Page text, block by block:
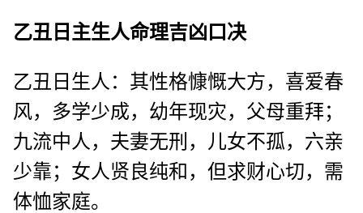
乙丑日主生人命理吉凶口决
乙丑日生人：其性格慷慨大方，喜爱春
风，多学少成，幼年现灾，父母重拜；
九流中人，夫妻无刑，儿女不孤，六亲
少靠；女人贤良纯和，但求财心切，需
体恤家庭。